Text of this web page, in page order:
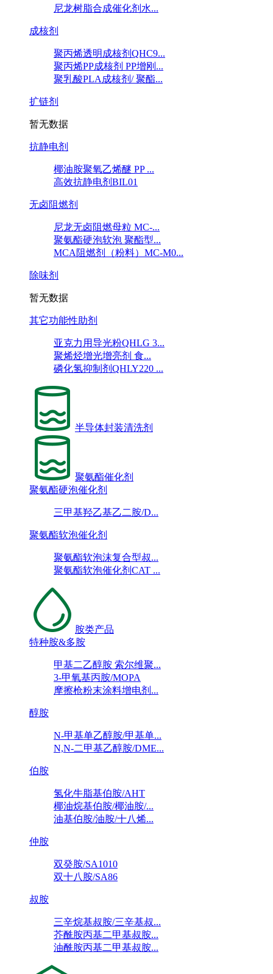
尼龙树脂合成催化剂水...
成核剂
聚丙烯透明成核剂QHC9...
聚丙烯PP成核剂 PP增刚...
聚乳酸PLA成核剂/ 聚酯...
扩链剂
暂无数据
抗静电剂
椰油胺聚氧乙烯醚 PP ...
高效抗静电剂BIL01
无卤阻燃剂
尼龙无卤阻燃母粒 MC-...
聚氨酯硬泡软泡 聚酯型...
MCA阻燃剂（粉料）MC-M0...
除味剂
暂无数据
其它功能性助剂
亚克力用导光粉QHLG 3...
聚烯烃增光增亮剂 食...
磷化氢抑制剂QHLY220 ...
半导体封装清洗剂
聚氨酯催化剂
聚氨酯硬泡催化剂
三甲基羟乙基乙二胺/D...
聚氨酯软泡催化剂
聚氨酯软泡沫复合型叔...
聚氨酯软泡催化剂CAT ...
胺类产品
特种胺&多胺
甲基二乙醇胺 索尔维聚...
3-甲氧基丙胺/MOPA
摩擦枪粉末涂料增电剂...
醇胺
N-甲基单乙醇胺/甲基单...
N,N-二甲基乙醇胺/DME...
伯胺
氢化牛脂基伯胺/AHT
椰油烷基伯胺/椰油胺/...
油基伯胺/油胺/十八烯...
仲胺
双癸胺/SA1010
双十八胺/SA86
叔胺
三辛烷基叔胺/三辛基叔...
芥酰胺丙基二甲基叔胺...
油酰胺丙基二甲基叔胺...